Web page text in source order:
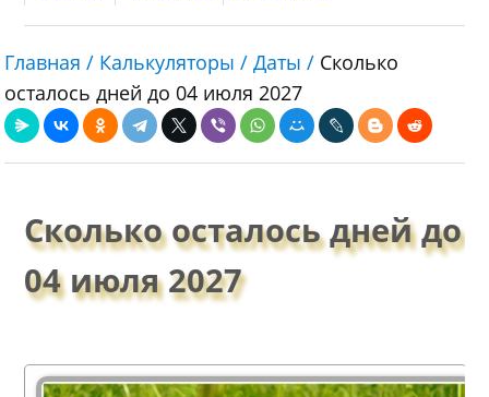
Главная / Калькуляторы /Даты / Сколько
осталось дней до 04 июля 2027
Сколько осталось дней до
04 июля 2027